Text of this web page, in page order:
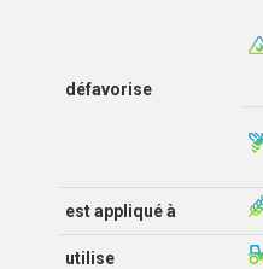
défavorise
est appliqué à
utilise